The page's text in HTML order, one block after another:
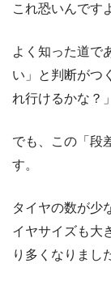
これ恐いんです
よく知った道で
い」と判断がつ
れ行けるかな？
でも、この「段
す。
タイヤの数が少
イヤサイズも大
り多くなりまし